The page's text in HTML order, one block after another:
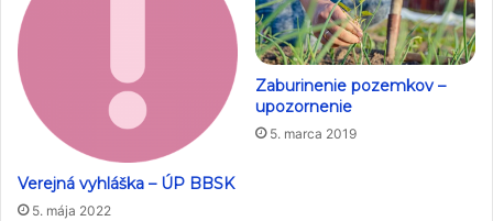
Verejná vyhláška – ÚP BBSK
5. mája 2022
Zaburinenie pozemkov –
upozornenie
5. marca 2019